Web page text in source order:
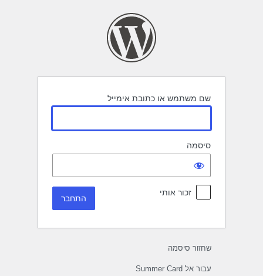
שם משתמש או כתובת אימייל
סיסמה
זכור אותי
שחזור סיסמה
עבור אל Summer Card